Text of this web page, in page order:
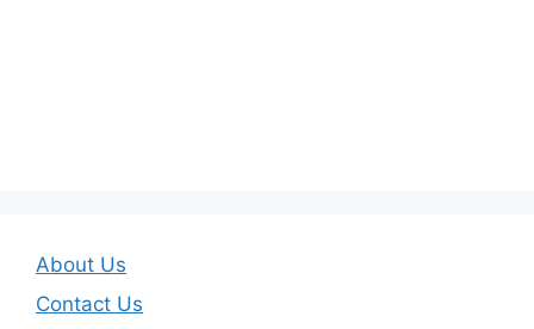
About Us
Contact Us